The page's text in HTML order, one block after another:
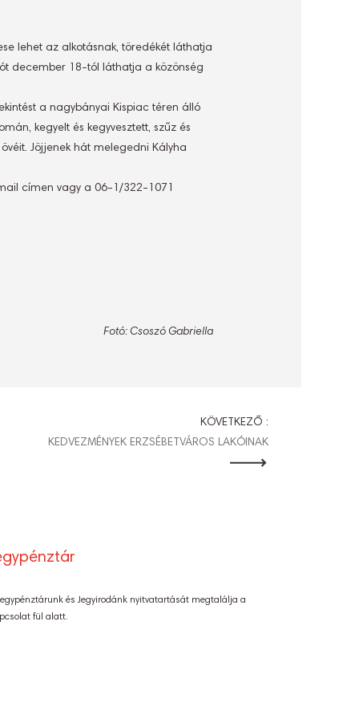
lehet az alkotásnak, töredékét láthatja
december 18-tól láthatja a közönség
a nagybányai Kispiac téren álló
kegyelt és kegyvesztett, szűz és
Jöjjenek hát melegedni Kályha
címen vagy a 06-1/322-1071
Fotó: Csoszó Gabriella
KÖVETKEZŐ :
KEDVEZMÉNYEK ERZSÉBETVÁROS LAKÓINAK
és Jegyirodánk nyitvatartását megtalálja a
fül alatt.